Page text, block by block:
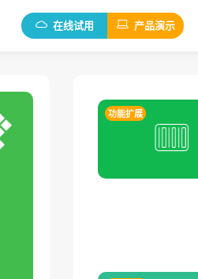
在线试用 产品演示
功能扩展